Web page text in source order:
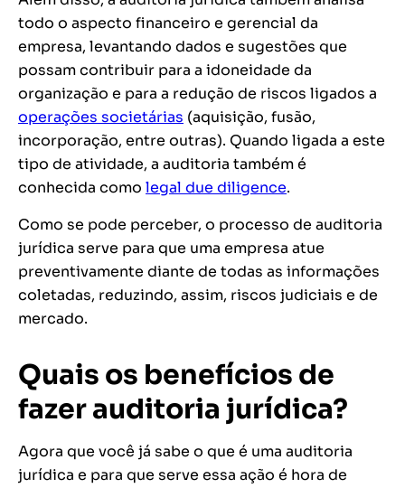
todo o aspecto financeiro e gerencial da
empresa, levantando dados e sugestões que
possam contribuir para a idoneidade da
organização e para a redução de riscos ligados a
operações societárias (aquisição, fusão,
incorporação, entre outras). Quando ligada a este
tipo de atividade, a auditoria também é
conhecida como legal due diligence.
Como se pode perceber, o processo de auditoria
jurídica serve para que uma empresa atue
preventivamente diante de todas as informações
coletadas, reduzindo, assim, riscos judiciais e de
mercado.
Quais os benefícios de
fazer auditoria jurídica?
Agora que você já sabe o que é uma auditoria
jurídica e para que serve essa ação é hora de